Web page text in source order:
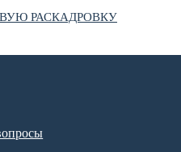
РАСКАДРОВКУ